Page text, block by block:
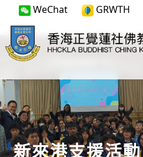
WeChat GRWTH
新來港支援活